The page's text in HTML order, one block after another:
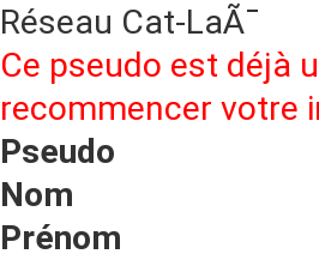
Réseau Cat-LaÃ¯
Ce pseudo est déjà
recommencer votre
Pseudo
Nom
Prénom